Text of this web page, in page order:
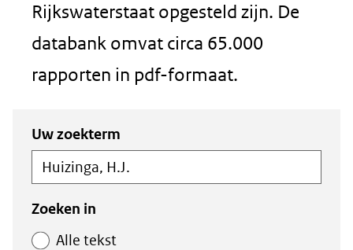
Rijkswaterstaat opgesteld zijn. De
databank omvat circa 65.000
rapporten in pdf-formaat.
Zoeken
in
de
index
Zoeken
binnen
de
index
Uw zoekterm
Zoeken in
Alle tekst